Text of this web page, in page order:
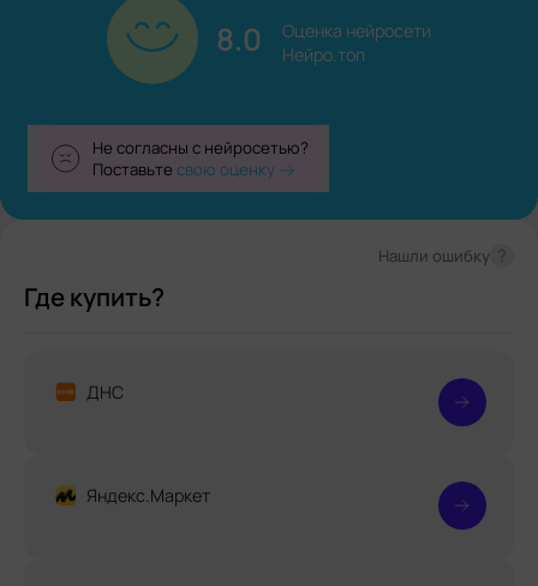
8.0
Оценка нейросети
Нейро.топ
Не согласны с нейросетью?
Поставьтесвою оценку
Где купить?
Нашли ошибку
ДНС
Яндекс.Маркет